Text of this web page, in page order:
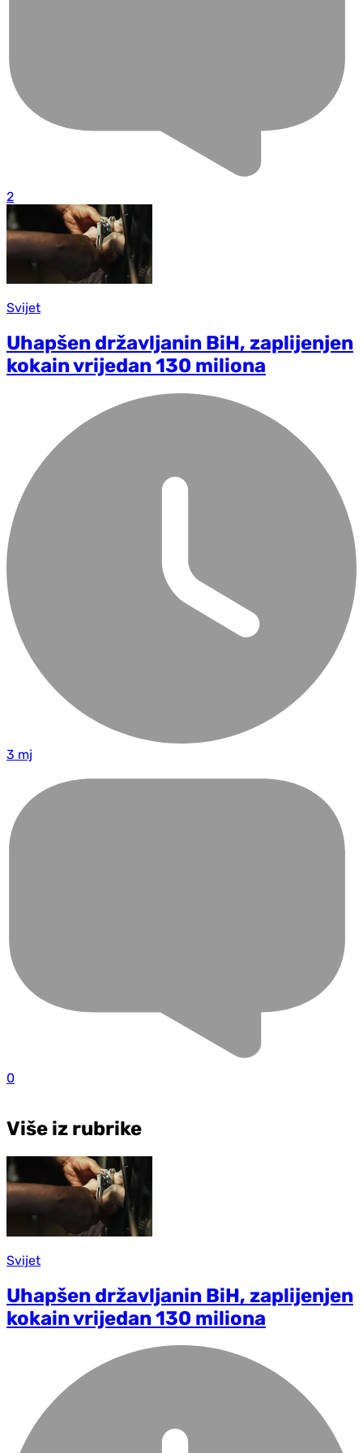
2
Svijet
Uhapšen državljanin BiH, zaplijenjen
kokain vrijedan 130 miliona
3 mj
0
Više iz rubrike
Svijet
Uhapšen državljanin BiH, zaplijenjen
kokain vrijedan 130 miliona